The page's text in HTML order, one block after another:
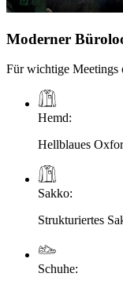
Moderner
Für wichtige
Hemd:
Hellblaues
Sakko:
Strukturiertes
Schuhe: